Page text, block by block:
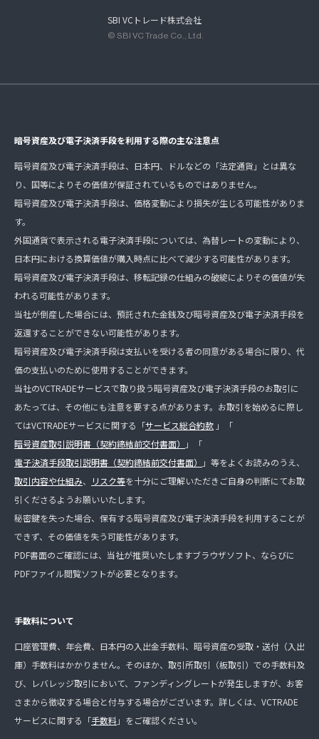
SBI VCトレード株式会社
© SBI VC Trade Co., Ltd.
暗号資産及び電子決済手段を利用する際の主な注意点
暗号資産及び電子決済手段は、日本円、ドルなどの「法定通貨」とは異な
り、国等によりその価値が保証されているものではありません。
暗号資産及び電子決済手段は、価格変動により損失が生じる可能性がありま
す。
外国通貨で表示される電子決済手段については、為替レートの変動により、
日本円における換算価値が購入時点に比べて減少する可能性があります。
暗号資産及び電子決済手段は、移転記録の仕組みの破綻によりその価値が失
われる可能性があります。
当社が倒産した場合には、預託された金銭及び暗号資産及び電子決済手段を
返還することができない可能性があります。
暗号資産及び電子決済手段は支払いを受ける者の同意がある場合に限り、代
価の支払いのために使用することができます。
当社のVCTRADEサービスで取り扱う暗号資産及び電子決済手段のお取引に
あたっては、その他にも注意を要する点があります。お取引を始めるに際し
てはVCTRADEサービスに関する「サービス総合約款 」「
暗号資産取引説明書（契約締結前交付書面）
」「
電子決済手段取引説明書（契約締結前交付書面）
」等をよくお読みのうえ、
取引内容や仕組み、 リスク等を十分にご理解いただきご自身の判断にてお取
引くださるようお願いいたします。
秘密鍵を失った場合、保有する暗号資産及び電子決済手段を利用することが
できず、その価値を失う可能性があります。
PDF書面のご確認には、当社が推奨いたしますブラウザソフト、ならびに
PDFファイル閲覧ソフトが必要となります。
手数料について
口座管理費、年会費、日本円の入出金手数料、暗号資産の受取・送付（入出
庫）手数料はかかりません。そのほか、取引所取引（板取引）での手数料及
び、レバレッジ取引において、ファンディングレートが発生しますが、お客
さまから徴収する場合と付与する場合がございます。詳しくは、VCTRADE
サービスに関する「手数料」をご確認ください。